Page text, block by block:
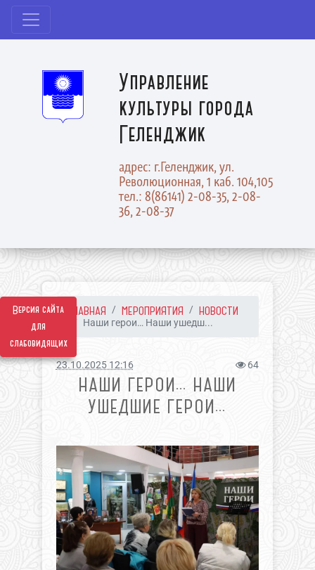
Версия сайта
для
слабовидящих
Управление
культуры города
Геленджик
адрес: г.Геленджик, ул.
Революционная, 1 каб. 104,105
тел.: 8(86141) 2-08-35, 2-08-
36, 2-08-37
ГЛАВНАЯ МЕРОПРИЯТИЯ НОВОСТИ
Наши герои… Наши ушедш...
23.10.2025 12:16 64
НАШИ ГЕРОИ… НАШИ
УШЕДШИЕ ГЕРОИ…